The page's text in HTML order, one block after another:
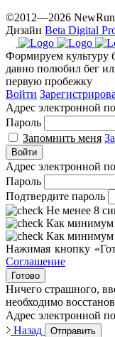
©2012—2026
Дизайн Beta Digital
Формируем культуру
давно полюбил бег
первую пробежку
Войти
Адрес электронной
Пароль
Запомнить меня
Войти
Адрес электронной
Пароль
Подтвердите пароль
Не менее 8
Как минимум
Как минимум
Нажимая кнопку
Соглашение
Готово
Ничего страшного,
необходимо
Адрес электронной
Назад
Отправить